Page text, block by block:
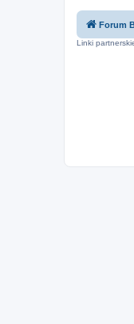
Forum
Linki